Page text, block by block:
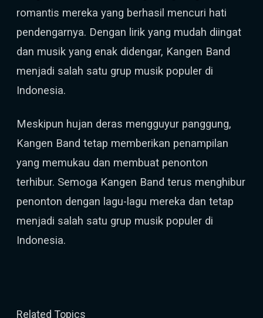
romantis mereka yang berhasil mencuri hati
pendengarnya. Dengan lirik yang mudah diingat
dan musik yang enak didengar, Kangen Band
menjadi salah satu grup musik populer di
Indonesia.
Meskipun hujan deras mengguyur panggung,
Kangen Band tetap memberikan penampilan
yang memukau dan membuat penonton
terhibur. Semoga Kangen Band terus menghibur
penonton dengan lagu-lagu mereka dan tetap
menjadi salah satu grup musik populer di
Indonesia.
Related Topics